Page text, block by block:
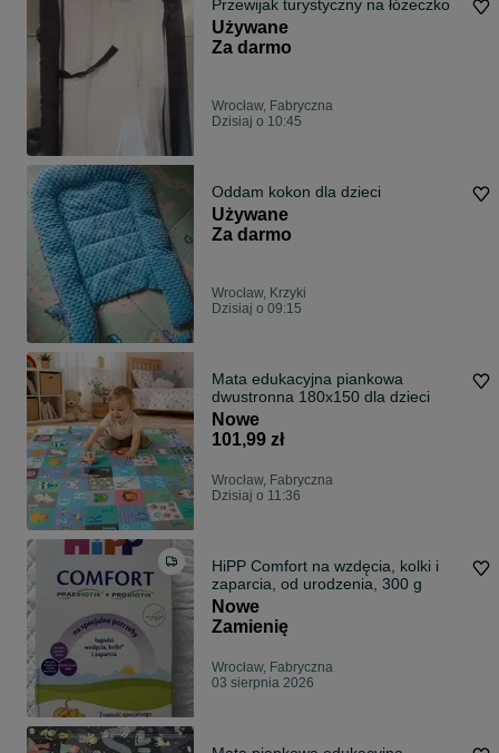
Przewijak turystyczny na łóżeczko
Używane
Za darmo
Wrocław, Fabryczna
Dzisiaj o 10:45
Oddam kokon dla dzieci
Używane
Za darmo
Wrocław, Krzyki
Dzisiaj o 09:15
Mata edukacyjna piankowa
dwustronna 180x150 dla dzieci
Nowe
101,99 zł
Wrocław, Fabryczna
Dzisiaj o 11:36
HiPP Comfort na wzdęcia, kolki i
zaparcia, od urodzenia, 300 g
Nowe
Zamienię
Wrocław, Fabryczna
03 sierpnia 2026